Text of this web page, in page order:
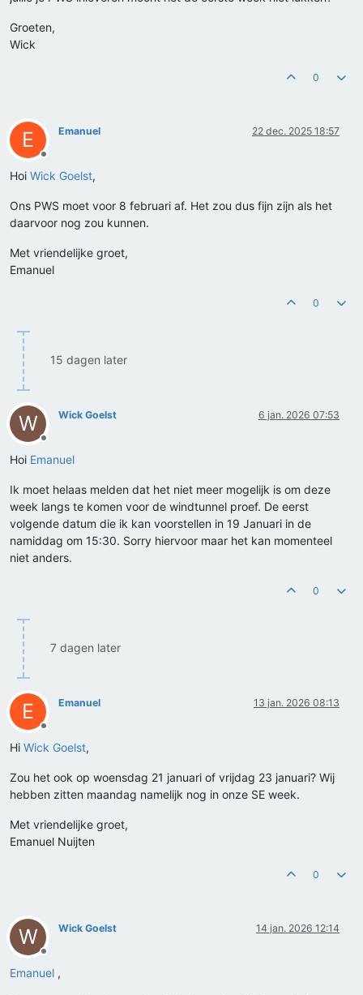
Groeten,
Wick
0
E
Offline
Emanuel 22 dec. 2025 18:57
Hoi Wick Goelst,
Ons PWS moet voor 8 februari af. Het zou dus fijn zijn als het
daarvoor nog zou kunnen.
Met vriendelijke groet,
Emanuel
0
15 dagen later
W
Offline
Wick Goelst 6 jan. 2026 07:53
Hoi Emanuel
Ik moet helaas melden dat het niet meer mogelijk is om deze
week langs te komen voor de windtunnel proef. De eerst
volgende datum die ik kan voorstellen in 19 Januari in de
namiddag om 15:30. Sorry hiervoor maar het kan momenteel
niet anders.
0
7 dagen later
E
Offline
Emanuel 13 jan. 2026 08:13
Hi Wick Goelst,
Zou het ook op woensdag 21 januari of vrijdag 23 januari? Wij
hebben zitten maandag namelijk nog in onze SE week.
Met vriendelijke groet,
Emanuel Nuijten
0
W
Offline
Wick Goelst 14 jan. 2026 12:14
Emanuel ,